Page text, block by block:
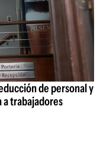
de personal y
trabajadores